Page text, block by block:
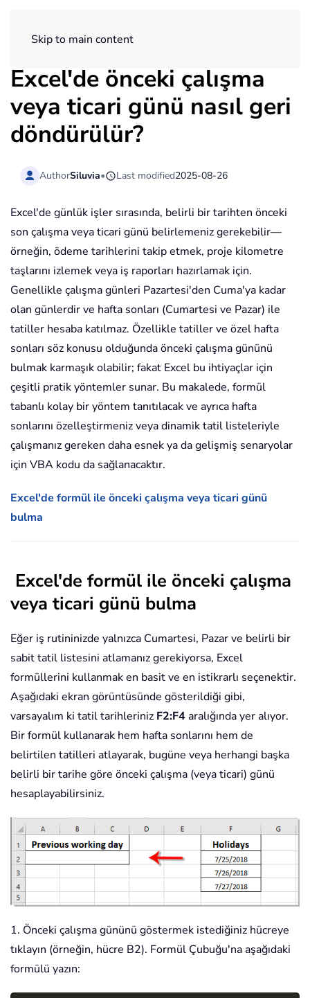
Skip to main content
Excel'de önceki çalışma
veya ticari günü nasıl geri
döndürülür?
AuthorSiluvia• Last modified2025-08-26
Excel'de günlük işler sırasında, belirli bir tarihten önceki
son çalışma veya ticari günü belirlemeniz gerekebilir—
örneğin, ödeme tarihlerini takip etmek, proje kilometre
taşlarını izlemek veya iş raporları hazırlamak için.
Genellikle çalışma günleri Pazartesi'den Cuma'ya kadar
olan günlerdir ve hafta sonları (Cumartesi ve Pazar) ile
tatiller hesaba katılmaz. Özellikle tatiller ve özel hafta
sonları söz konusu olduğunda önceki çalışma gününü
bulmak karmaşık olabilir; fakat Excel bu ihtiyaçlar için
çeşitli pratik yöntemler sunar. Bu makalede, formül
tabanlı kolay bir yöntem tanıtılacak ve ayrıca hafta
sonlarını özelleştirmeniz veya dinamik tatil listeleriyle
çalışmanız gereken daha esnek ya da gelişmiş senaryolar
için VBA kodu da sağlanacaktır.
Excel'de formül ile önceki çalışma veya ticari günü
bulma
Excel'de formül ile önceki çalışma
veya ticari günü bulma
Eğer iş rutininizde yalnızca Cumartesi, Pazar ve belirli bir
sabit tatil listesini atlamanız gerekiyorsa, Excel
formüllerini kullanmak en basit ve en istikrarlı seçenektir.
Aşağıdaki ekran görüntüsünde gösterildiği gibi,
varsayalım ki tatil tarihleriniz F2:F4aralığında yer alıyor.
Bir formül kullanarak hem hafta sonlarını hem de
belirtilen tatilleri atlayarak, bugüne veya herhangi başka
belirli bir tarihe göre önceki çalışma (veya ticari) günü
hesaplayabilirsiniz.
1. Önceki çalışma gününü göstermek istediğiniz hücreye
tıklayın (örneğin, hücre B2). Formül Çubuğu'na aşağıdaki
formülü yazın: